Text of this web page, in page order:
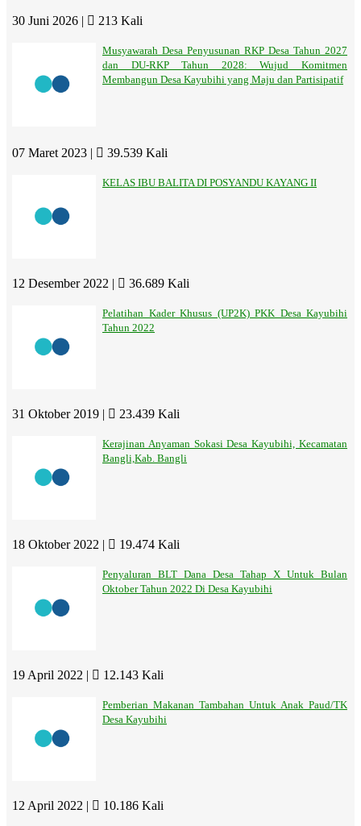
30 Juni 2026 | 213 Kali
Musyawarah Desa Penyusunan RKP Desa Tahun 2027
dan DU-RKP Tahun 2028: Wujud Komitmen
Membangun Desa Kayubihi yang Maju dan Partisipatif
07 Maret 2023 | 39.539 Kali
KELAS IBU BALITA DI POSYANDU KAYANG II
12 Desember 2022 | 36.689 Kali
Pelatihan Kader Khusus (UP2K) PKK Desa Kayubihi
Tahun 2022
31 Oktober 2019 | 23.439 Kali
Kerajinan Anyaman Sokasi Desa Kayubihi, Kecamatan
Bangli,Kab. Bangli
18 Oktober 2022 | 19.474 Kali
Penyaluran BLT Dana Desa Tahap X Untuk Bulan
Oktober Tahun 2022 Di Desa Kayubihi
19 April 2022 | 12.143 Kali
Pemberian Makanan Tambahan Untuk Anak Paud/TK
Desa Kayubihi
12 April 2022 | 10.186 Kali